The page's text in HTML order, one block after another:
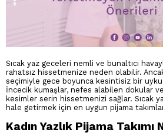
Sıcak yaz geceleri nemli ve bunaltıcı
rahatsız hissetmenize neden olabilir.
seçimiyle gece boyunca kesintisiz bir
İncecik kumaşlar, nefes alabilen dokular
kesimler serin hissetmenizi sağlar. Sıcak
hale getirmek için en uygun pijama
Kadın Yazlık Pijama Takımı